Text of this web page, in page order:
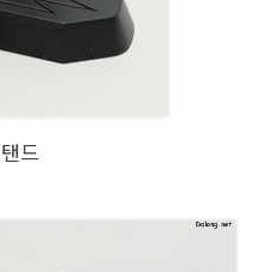
드